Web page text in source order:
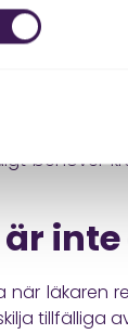
ett
hantera.
avvikande
oftast inte
behöver
när läkaren
tillfälliga